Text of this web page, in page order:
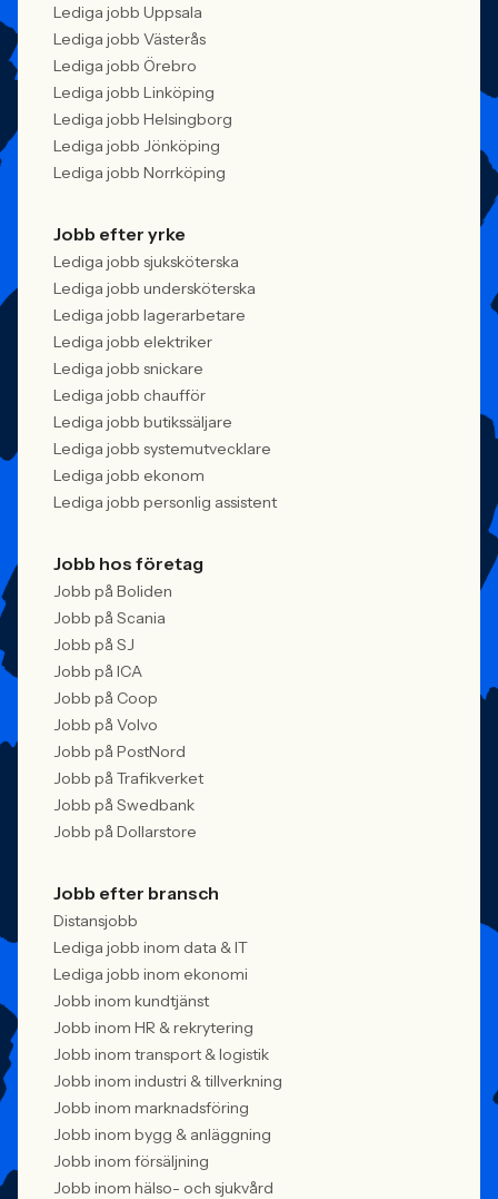
Lediga jobb Uppsala
Lediga jobb Västerås
Lediga jobb Örebro
Lediga jobb Linköping
Lediga jobb Helsingborg
Lediga jobb Jönköping
Lediga jobb Norrköping
Jobb efter yrke
Lediga jobb sjuksköterska
Lediga jobb undersköterska
Lediga jobb lagerarbetare
Lediga jobb elektriker
Lediga jobb snickare
Lediga jobb chaufför
Lediga jobb butikssäljare
Lediga jobb systemutvecklare
Lediga jobb ekonom
Lediga jobb personlig assistent
Jobb hos företag
Jobb på Boliden
Jobb på Scania
Jobb på SJ
Jobb på ICA
Jobb på Coop
Jobb på Volvo
Jobb på PostNord
Jobb på Trafikverket
Jobb på Swedbank
Jobb på Dollarstore
Jobb efter bransch
Distansjobb
Lediga jobb inom data & IT
Lediga jobb inom ekonomi
Jobb inom kundtjänst
Jobb inom HR & rekrytering
Jobb inom transport & logistik
Jobb inom industri & tillverkning
Jobb inom marknadsföring
Jobb inom bygg & anläggning
Jobb inom försäljning
Jobb inom hälso- och sjukvård